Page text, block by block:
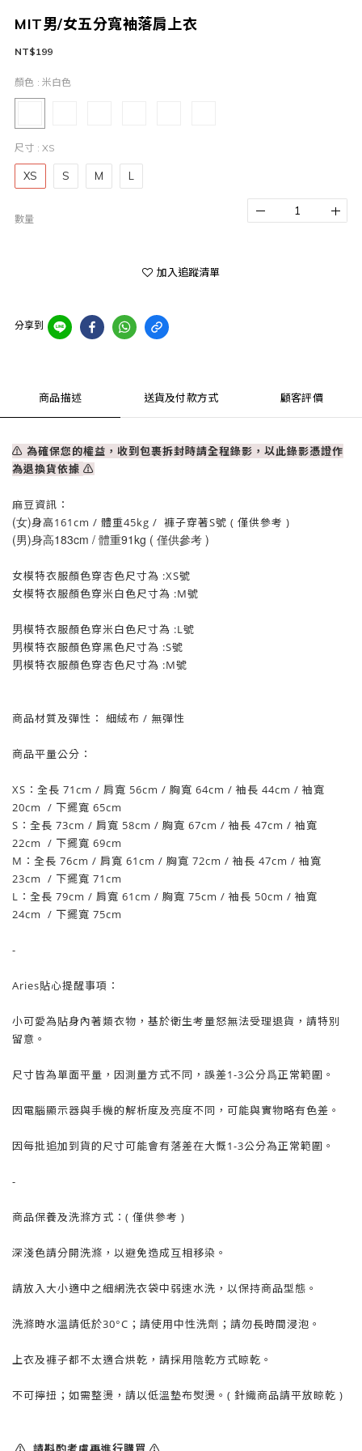
MIT男/女五分寬袖落肩上衣
NT$199
顏色 : 米白色
尺寸 : XS
XS S M L
數量
加入追蹤清單
分享到
商品描述 送貨及付款方式 顧客評價
⚠ 為確保您的權益，收到包裹拆封時請全程錄影，以此錄影憑證作
為退換貨依據 ⚠
麻豆資訊：
(女)身高161cm / 體重45kg / 褲子穿著S號 ( 僅供參考 )
(男)身高183cm / 體重91kg ( 僅供參考 )
女模特衣服顏色穿杏色尺寸為 :XS號
女模特衣服顏色穿米白色尺寸為 :M號
男模特衣服顏色穿米白色尺寸為 :L號
男模特衣服顏色穿黑色尺寸為 :S號
男模特衣服顏色穿杏色尺寸為 :M號
商品材質及彈性： 細絨布 / 無彈性
商品平量公分：
XS ： 全長 71cm / 肩寬 56cm / 胸寬 64cm / 袖長 44cm / 袖寬
20cm / 下擺寬 65cm
S ： 全長 73cm / 肩寬 58cm / 胸寬 67cm / 袖長 47cm / 袖寬
22cm / 下擺寬 69cm
M ： 全長 76cm / 肩寬 61cm / 胸寬 72cm / 袖長 47cm / 袖寬
23cm / 下擺寬 71cm
L ： 全長 79cm / 肩寬 61cm / 胸寬 75cm / 袖長 50cm / 袖寬
24cm / 下擺寬 75cm
-
Aries貼心提醒事項：
小可愛為貼身內著類衣物，基於衛生考量怒無法受理退貨，請特別
留意。
尺寸皆為單面平量，因測量方式不同，誤差1-3公分爲正常範圍。
因電腦顯示器與手機的解析度及亮度不同，可能與實物略有色差。
因每批追加到貨的尺寸可能會有落差在大慨1-3公分為正常範圍。
-
商品保養及洗滌方式：( 僅供參考 )
深淺色請分開洗滌，以避免造成互相移染。
請放入大小適中之細網洗衣袋中弱速水洗，以保持商品型態。
洗滌時水溫請低於30°C；請使用中性洗劑；請勿長時間浸泡。
上衣及褲子都不太適合烘乾，請採用陰乾方式晾乾。
不可擰扭；如需整燙，請以低溫墊布熨燙。( 針織商品請平放晾乾 )